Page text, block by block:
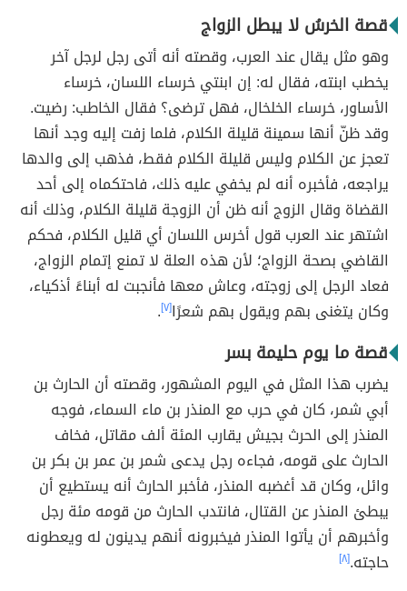
قصة الخرسُ لا يبطل الزواج
وهو مثل يقال عند العرب، وقصته أنه أتى رجل لرجل آخر
يخطب ابنته، فقال له: إن ابنتي خرساء اللسان، خرساء
الأساور، خرساء الخلخال، فهل ترضى؟ فقال الخاطب: رضيت.
وقد ظنّ أنها سمينة قليلة الكلام، فلما زفت إليه وجد أنها
تعجز عن الكلام وليس قليلة الكلام فقط، فذهب إلى والدها
يراجعه، فأخبره أنه لم يخفي عليه ذلك، فاحتكماه إلى أحد
القضاة وقال الزوج أنه ظن أن الزوجة قليلة الكلام، وذلك أنه
اشتهر عند العرب قول أخرس اللسان أي قليل الكلام، فحكم
القاضي بصحة الزواج؛ لأن هذه العلة لا تمنع إتمام الزواج،
فعاد الرجل إلى زوجته، وعاش معها فأنجبت له أبناءً أذكياء،
وكان يتغنى بهم ويقول بهم شعرًا[٧] .
قصة ما يوم حليمة بسر
يضرب هذا المثل في اليوم المشهور، وقصته أن الحارث بن
أبي شمر، كان في حرب مع المنذر بن ماء السماء، فوجه
المنذر إلى الحرث بجيش يقارب المئة ألف مقاتل، فخاف
الحارث على قومه، فجاءه رجل يدعى شمر بن عمر بن بكر بن
وائل، وكان قد أغضبه المنذر، فأخبر الحارث أنه يستطيع أن
يبطئ المنذر عن القتال، فانتدب الحارث من قومه مئة رجل
وأخبرهم أن يأتوا المنذر فيخبرونه أنهم يدينون له ويعطونه
حاجته.[٨]